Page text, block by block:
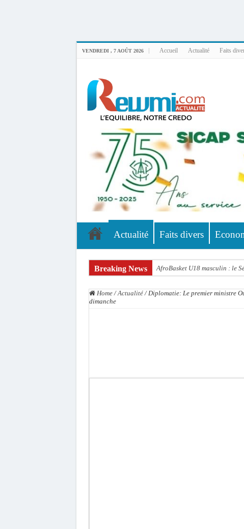
VENDREDI , 7 AOÛT 2026 Accueil Actualité Faits
Actualité Faits divers
Breaking News AfroBasket U18 masculin : le
Assemblée nationale : une
Home / Actualité / Diplomatie: Le premier ministre
dimanche